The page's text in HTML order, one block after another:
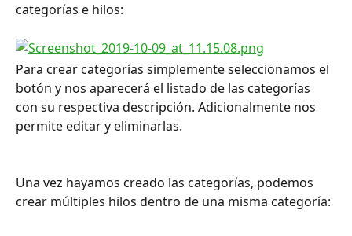
categorías e hilos:
Para crear categorías simplemente seleccionamos el
botón y nos aparecerá el listado de las categorías
con su respectiva descripción. Adicionalmente nos
permite editar y eliminarlas.
Una vez hayamos creado las categorías, podemos
crear múltiples hilos dentro de una misma categoría: